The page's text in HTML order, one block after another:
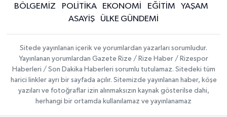
BÖLGEMİZ
POLİTİKA EKONOMİ EĞİTİM
YAŞAM
ASAYİŞ
ÜLKE GÜNDEMİ
Sitede yayınlanan içerik ve yorumlardan yazarları sorumludur.
Yayınlanan yorumlardan Gazete Rize / Rize Haber / Rizespor
Haberleri / Son Dakika Haberleri sorumlu tutulamaz. Sitedeki tüm
harici linkler ayrı bir sayfada açılır. Sitemizde yayınlanan haber, köşe
yazıları ve fotoğraflar izin alınmaksızın kaynak gösterilse dahi,
herhangi bir ortamda kullanılamaz ve yayınlanamaz